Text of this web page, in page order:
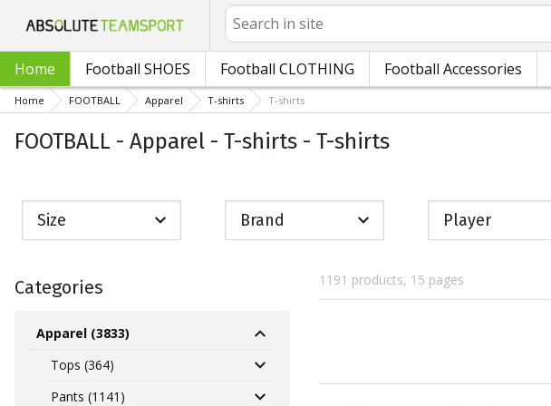
Search
Home Football SHOES Football CLOTHING Football Accessories
Home FOOTBALL Apparel T-shirts T-shirts
FOOTBALL - Apparel - T-shirts - T-shirts
Size Brand Player
Categories
Apparel (3833)
Tops (364)
Pants (1141)
1191 products, 15 pages